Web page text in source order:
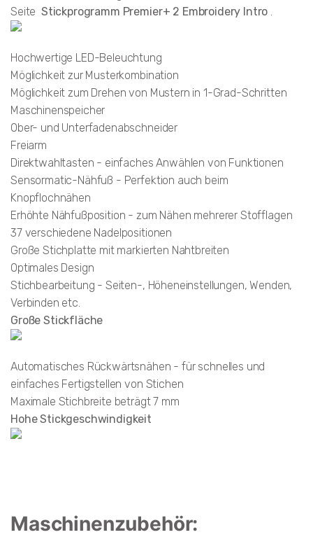
Seite Stickprogramm Premier+ 2 Embroidery Intro .
Hochwertige LED-Beleuchtung
Möglichkeit zur Musterkombination
Möglichkeit zum Drehen von Mustern in 1-Grad-Schritten
Maschinenspeicher
Ober- und Unterfadenabschneider
Freiarm
Direktwahltasten - einfaches Anwählen von Funktionen
Sensormatic-Nähfuß - Perfektion auch beim
Knopflochnähen
Erhöhte Nähfußposition - zum Nähen mehrerer Stofflagen
37 verschiedene Nadelpositionen
Große Stichplatte mit markierten Nahtbreiten
Optimales Design
Stichbearbeitung - Seiten-, Höheneinstellungen, Wenden,
Verbinden etc.
Große Stickfläche
Automatisches Rückwärtsnähen - für schnelles und
einfaches Fertigstellen von Stichen
Maximale Stichbreite beträgt 7 mm
Hohe Stickgeschwindigkeit
Maschinenzubehör: